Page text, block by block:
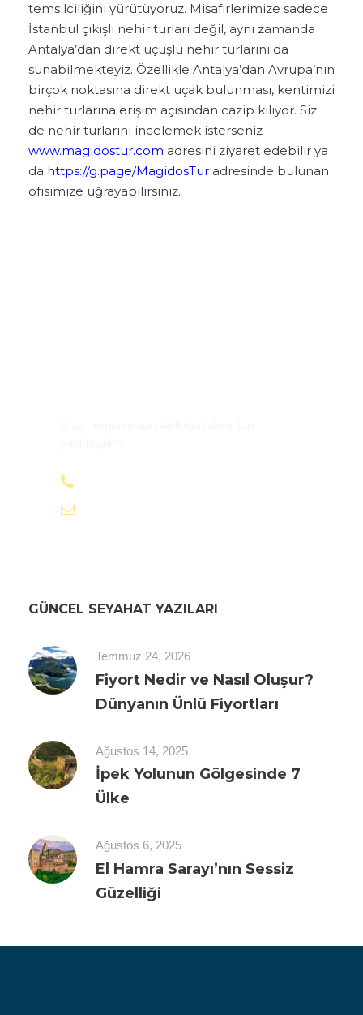
temsilciliğini yürütüyoruz. Misafirlerimize sadece
İstanbul çıkışlı nehir turları değil, aynı zamanda
Antalya’dan direkt uçuşlu nehir turlarını da
sunabilmekteyiz. Özellikle Antalya’dan Avrupa’nın
birçok noktasına direkt uçak bulunması, kentimizi
nehir turlarına erişim açısından cazip kılıyor. Siz
de nehir turlarını incelemek isterseniz
www.magidostur.com adresini ziyaret edebilir ya
da https://g.page/MagidosTur adresinde bulunan
ofisimize uğrayabilirsiniz.
GÜNCEL SEYAHAT YAZILARI
Temmuz 24, 2026
Fiyort Nedir ve Nasıl Oluşur?
Dünyanın Ünlü Fiyortları
Ağustos 14, 2025
İpek Yolunun Gölgesinde 7
Ülke
Ağustos 6, 2025
El Hamra Sarayı’nın Sessiz
Güzelliği